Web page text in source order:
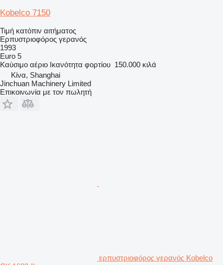
Kobelco 7150
Τιμή κατόπιν αιτήματος
Ερπυστριοφόρος γερανός
1993
Euro 5
Καύσιμο αέριο Ικανότητα φορτίου 150.000 κιλά
Κίνα, Shanghai
Jinchuan Machinery Limited
Επικοινωνία με τον πωλητή
ερπυστριοφόρος γερανός Kobelco